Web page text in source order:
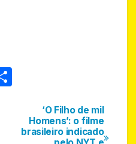
e
‘O Filho de mil
Homens’: o filme
brasileiro indicado